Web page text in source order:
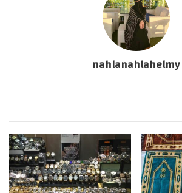
nahlanahlahelmy